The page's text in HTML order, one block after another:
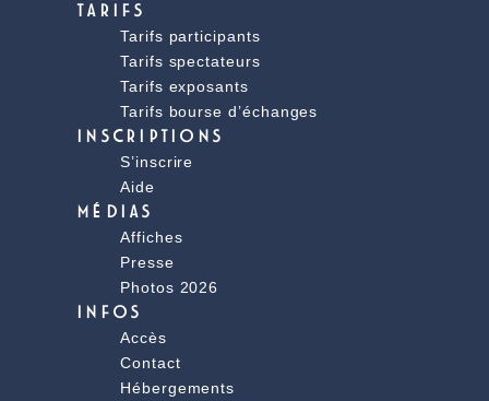
TARIFS
Tarifs participants
Tarifs spectateurs
Tarifs exposants
Tarifs bourse d’échanges
INSCRIPTIONS
S’inscrire
Aide
MÉDIAS
Affiches
Presse
Photos 2026
INFOS
Accès
Contact
Hébergements